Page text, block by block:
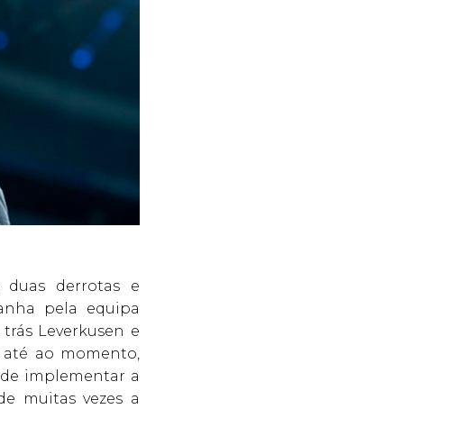
derrotas e
pela equipa
Leverkusen e
ao momento,
implementar a
muitas vezes a